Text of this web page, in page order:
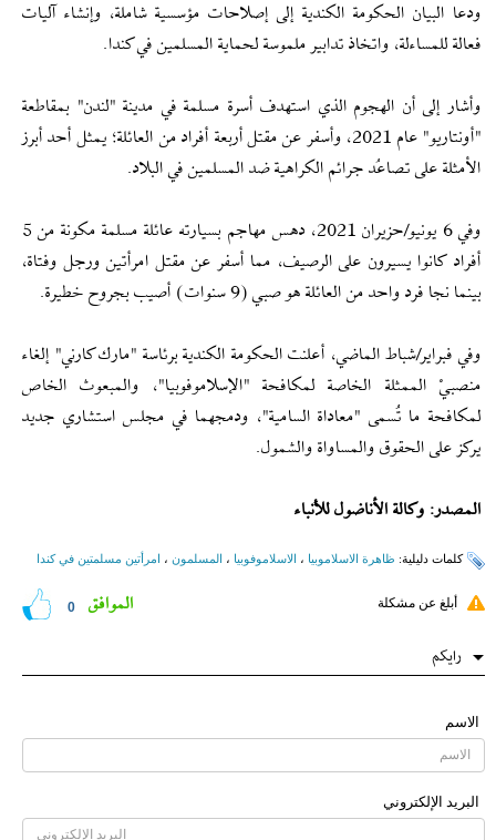
ودعا البيان الحكومة الكندية إلى إصلاحات مؤسسية شاملة، وإنشاء آليات
فعالة للمساءلة، واتخاذ تدابير ملموسة لحماية المسلمين في كندا.
وأشار إلى أن الهجوم الذي استهدف أسرة مسلمة في مدينة "لندن" بمقاطعة
"أونتاريو" عام 2021، وأسفر عن مقتل أربعة أفراد من العائلة؛ يمثل أحد أبرز
الأمثلة على تصاعُد جرائم الكراهية ضد المسلمين في البلاد.
وفي 6 يونيو/حزيران 2021، دهس مهاجم بسيارته عائلة مسلمة مكونة من 5
أفراد كانوا يسيرون على الرصيف، مما أسفر عن مقتل امرأتين ورجل وفتاة،
بينما نجا فرد واحد من العائلة هو صبي (9 سنوات) أصيب بجروح خطيرة.
وفي فبراير/شباط الماضي، أعلنت الحكومة الكندية برئاسة "مارك كارني" إلغاء
منصبيْ الممثلة الخاصة لمكافحة "الإسلاموفوبيا"، والمبعوث الخاص
لمكافحة ما تُسمى "معاداة السامية"، ودمجهما في مجلس استشاري جديد
يركز على الحقوق والمساواة والشمول.
المصدر: وكالة الأناضول للأنباء
کلمات دلیلیة: ظاهرة الاسلاموبيا ، الاسلاموفوبیا ، المسلمون ، امرأتين مسلمتين في كندا
أبلغ عن مشكلة 0 الموافق
رایکم
الاسم
البرید الإلکتروني